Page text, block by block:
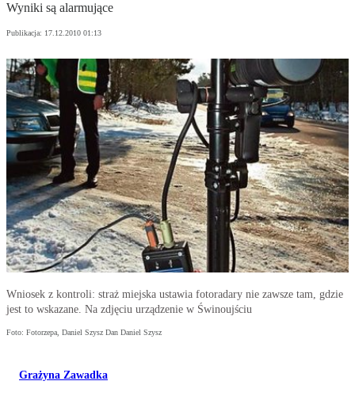
Wyniki są alarmujące
Publikacja: 17.12.2010 01:13
Wniosek z kontroli: straż miejska ustawia fotoradary nie zawsze tam, gdzie
jest to wskazane. Na zdjęciu urządzenie w Świnoujściu
Foto: Fotorzepa, Daniel Szysz Dan Daniel Szysz
Grażyna Zawadka